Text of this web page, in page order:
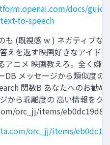
docs/
to-speech
も (既視感 w ) ネガティブな
えを返す映画好きなアイド
アニメ 映画教えろ。全く嫌
DB メッセージから類似度の
関数B あなたへのお勧め
から乖離度の 高い情報をク
orc_jj/items/
orc_jj/items/